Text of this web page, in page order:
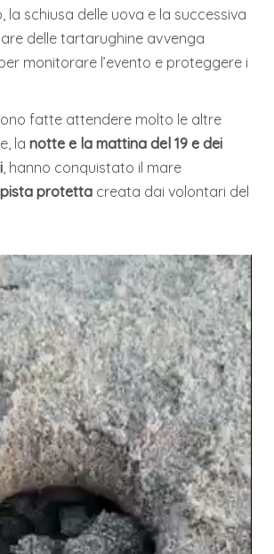
la schiusa delle uova e la successiva
delle tartarughine avvenga
monitorare l’evento e proteggere i
fatte attendere molto le altre
lanotte e la mattina del 19 e dei
, hanno conquistato il mare
pista protetta creata dai volontari del